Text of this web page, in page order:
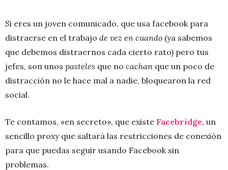
Si eres un joven comunicado, que usa facebook para
distraerse en el trabajo de vez en cuando (ya sabemos
que debemos distraernos cada cierto rato) pero tus
jefes, son unos pasteles que no cachan que un poco de
distracción no le hace mal a nadie, bloquearon la red
social.
Te contamos, «en secreto», que existe Facebridge, un
sencillo proxy que saltará las restricciones de conexión
para que puedas seguir usando Facebook sin
problemas.